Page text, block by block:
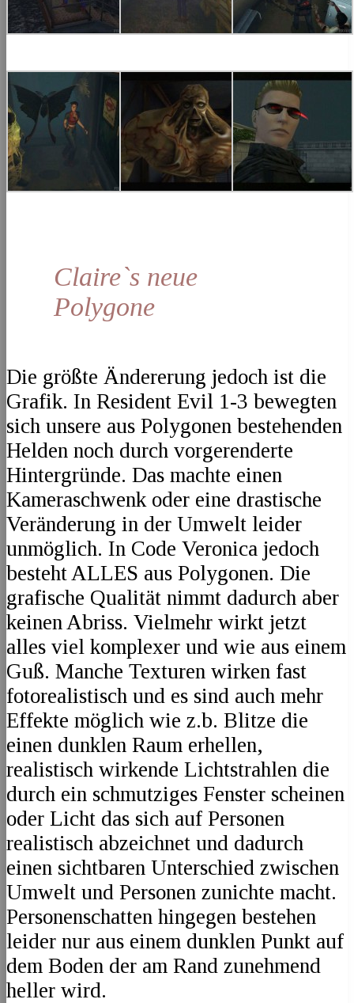
Claire`s neue
Polygone
Die größte Ändererung jedoch ist die
Grafik. In Resident Evil 1-3 bewegten
sich unsere aus Polygonen bestehenden
Helden noch durch vorgerenderte
Hintergründe. Das machte einen
Kameraschwenk oder eine drastische
Veränderung in der Umwelt leider
unmöglich. In Code Veronica jedoch
besteht ALLES aus Polygonen. Die
grafische Qualität nimmt dadurch aber
keinen Abriss. Vielmehr wirkt jetzt
alles viel komplexer und wie aus einem
Guß. Manche Texturen wirken fast
fotorealistisch und es sind auch mehr
Effekte möglich wie z.b. Blitze die
einen dunklen Raum erhellen,
realistisch wirkende Lichtstrahlen die
durch ein schmutziges Fenster scheinen
oder Licht das sich auf Personen
realistisch abzeichnet und dadurch
einen sichtbaren Unterschied zwischen
Umwelt und Personen zunichte macht.
Personenschatten hingegen bestehen
leider nur aus einem dunklen Punkt auf
dem Boden der am Rand zunehmend
heller wird.